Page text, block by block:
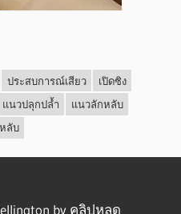
ประสบการณ์เสียว
เปิดซิง
แนวปลุกปล้ำ
แนวลักหลับ
ลับ
by คลิปหลุด